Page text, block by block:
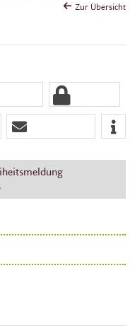
Zur Übersicht